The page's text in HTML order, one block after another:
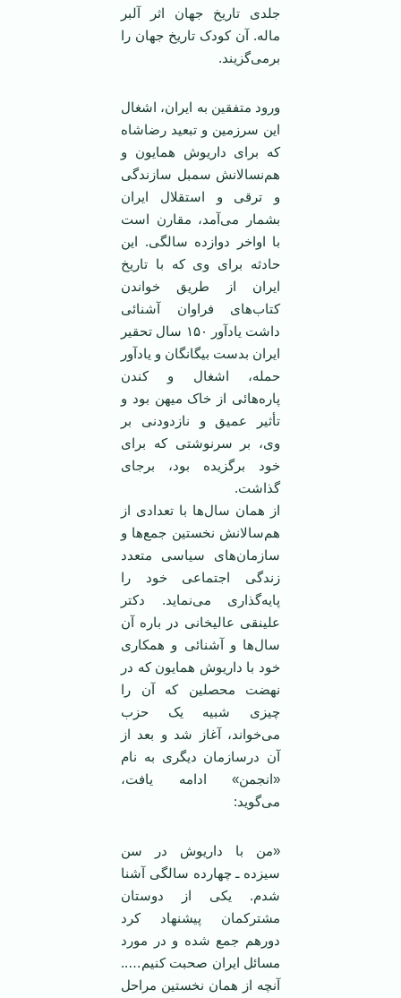
جلدی تاریخ جهان اثر آلبر
ماله. آن کودک تاریخ جهان را
برمی‌گزیند.
ورود متفقین به ایران، اشغال
این سرزمین و تبعید رضاشاه
که برای داریوش همایون و
هم‌نسالانش سمبل سازندگی
و ترقی و استقلال ایران
بشمار می‌آمد، مقارن است
با اواخر دوازده سالگی. این
حادثه برای وی که با تاریخ
ایران از طریق خواندن
کتاب‌های فراوان آشنائی
داشت یادآور ۱۵۰ سال تحقیر
ایران بدست بیگانگان و یادآور
حمله، اشغال و کندن
پاره‌هائی از خاک میهن بود و
تأثیر عمیق و نازدودنی بر
وی، بر سرنوشتی که برای
خود برگزیده بود، برجای
گذاشت.
از همان سال‌ها با تعدادی از
هم‌سالانش نخستین جمع‌ها و
سازمان‌های سیاسی متعدد
زندگی اجتماعی خود را
پایه‌گذاری می‌نماید. دکتر
علینقی عالیخانی در باره آن
سال‌ها و آشنائی و همکاری
خود با داریوش همایون که در
نهضت محصلین که آن را
چیزی شبیه یک حزب
می‌خواند، آغاز شد و بعد از
آن درسازمان دیگری به نام
«انجمن» ادامه یافت،
می‌گوید:
«من با داریوش در سن
سیزده ـ چهارده سالگی آشنا
شدم. یکی از دوستان
مشترکمان پیشنهاد کرد
دورهم جمع شده و در مورد
مسائل ایران صحبت کنیم…..
آنچه از همان نخستین مراحل